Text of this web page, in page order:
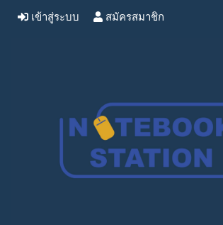
เข้าสู่ระบบ สมัครสมาชิก